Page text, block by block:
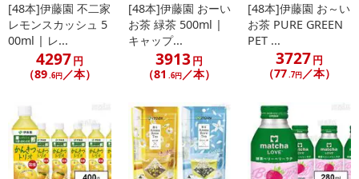
[48本]伊藤園 不二家
レモンスカッシュ 5
00ml | レ...
4297円
（89.6円／本）
[48本]伊藤園 おーい
お茶 緑茶 500ml |
キャップ...
3913円
（81 .6円／本）
[48本]伊藤園 お～い
お茶 PURE GREEN
PET ...
3727円
（77.7円／本）